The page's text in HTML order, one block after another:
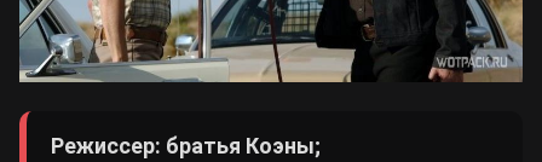
Режиссер: братья Коэны;